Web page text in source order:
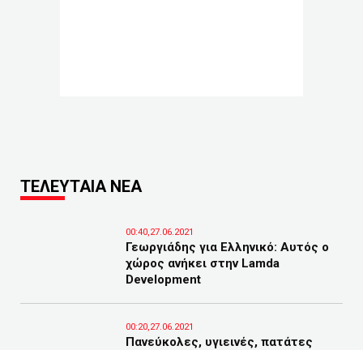
ΤΕΛΕΥΤΑΙΑ ΝΕΑ
00:40,27.06.2021
Γεωργιάδης για Ελληνικό: Αυτός ο
χώρος ανήκει στην Lamda
Development
00:20,27.06.2021
Πανεύκολες, υγιεινές, πατάτες